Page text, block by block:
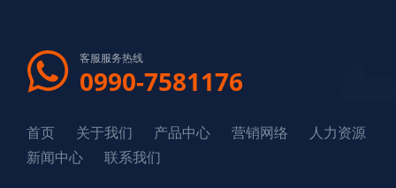
客服服务热线
0990-7581176
首页 关于我们 产品中心 营销网络
人力资源
新闻中心
联系我们